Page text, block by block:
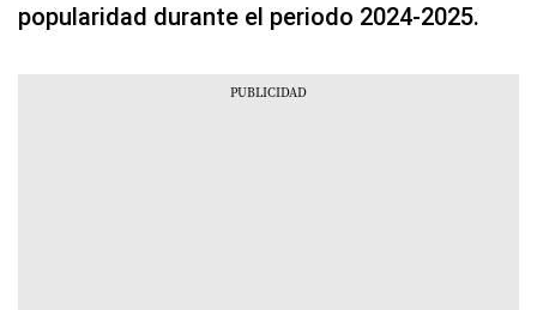
popularidad durante el periodo 2024-2025.